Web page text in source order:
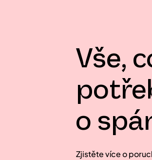
Vše,
o
Zjistěte více o